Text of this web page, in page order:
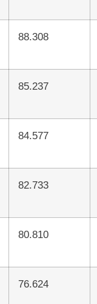
88.308
85.237
84.577
82.733
80.810
76.624